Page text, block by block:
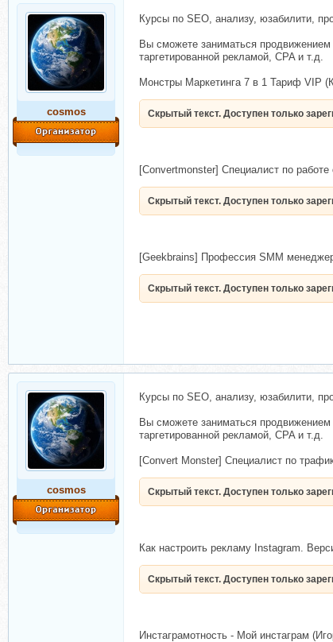
cosmos
Курсы по SEO, анализу, юзабилити,
Вы сможете заниматься продвижением
таргетированной рекламой, CPA и т.д.
Монстры Маркетинга 7 в 1 Тариф VIP
Скрытый текст. Доступен только
[Сonvertmonster] Специалист по
Скрытый текст. Доступен только
[Geekbrains] Профессия SMM
Скрытый текст. Доступен только
cosmos
Курсы по SEO, анализу, юзабилити,
Вы сможете заниматься продвижением
таргетированной рекламой, CPA и т.д.
[Convert Monster] Специалист по
Скрытый текст. Доступен только
Как настроить рекламу Instagram.
Скрытый текст. Доступен только
Инстаграмотность - Мой инстаграм